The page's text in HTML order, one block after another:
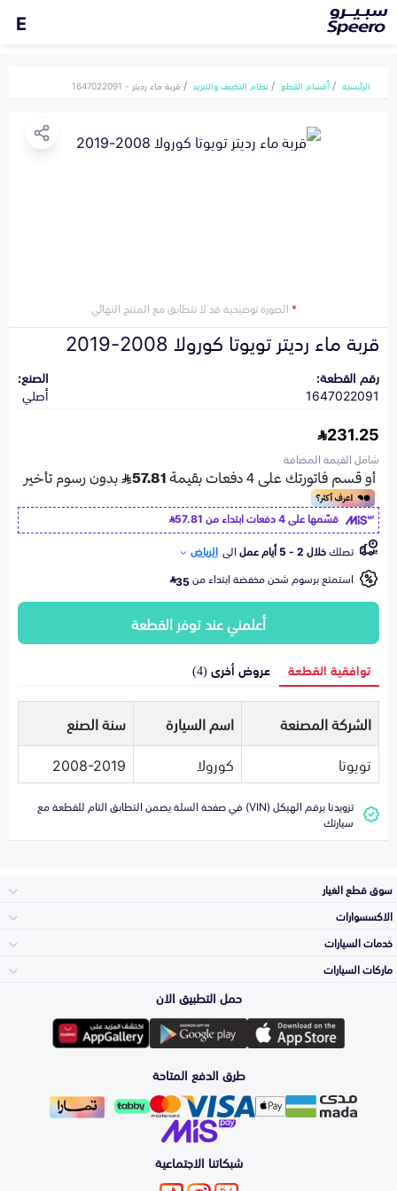
E
الرئيسية أقسام القطع نظام التكييف والتبريد قربة ماء رديتر - 1647022091
*الصورة توضيحية قد لا تتطابق مع المنتج النهائي
قربة ماء رديتر تويوتا كورولا 2008-2019
رقم القطعة:
1647022091
الصنع:
أصلي
231.25
شامل القيمة المضافة
قسّمها على 4 دفعات ابتداء من
57.81
تصلكخلال 2 - 5 أيام عمل الى الرياض
استمتع برسوم شحن مخفضة ابتداء من35
أعلمني عند توفر القطعة
توافقية القطعة عروض أخرى (4)
الشركة المصنعة اسم السيارة
سنة الصنع
تويوتا
كورولا 2008-2019
تزويدنا برقم الهيكل (VIN) في صفحة السلة يضمن التطابق التام للقطعة مع
سيارتك
سوق قطع الغيار
المكائن، القيرات
وملحقاتها
الشمعات
والاصطبات (الاضاءة)
الفرامل والأقمشة
الاكسسوارات
لوازم الرحلات
اكسسوارات العناية
الزيوت و السوائل
خدمات السيارات
الأكثر مبيعاً
التلميع والعناية
ماركات السيارات
تويوتا
هيونداي
كيا
حمل التطبيق الان
طرق الدفع المتاحة
شبكاتنا الاجتماعية